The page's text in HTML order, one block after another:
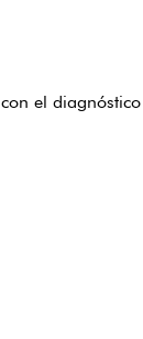
con el